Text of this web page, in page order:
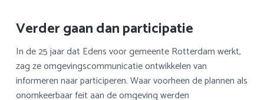
Verder gaan dan participatie
In de 25 jaar dat Edens voor gemeente Rotterdam werkt,
zag ze omgevingscommunicatie ontwikkelen van
informeren naar participeren. Waar voorheen de plannen als
onomkeerbaar feit aan de omgeving werden